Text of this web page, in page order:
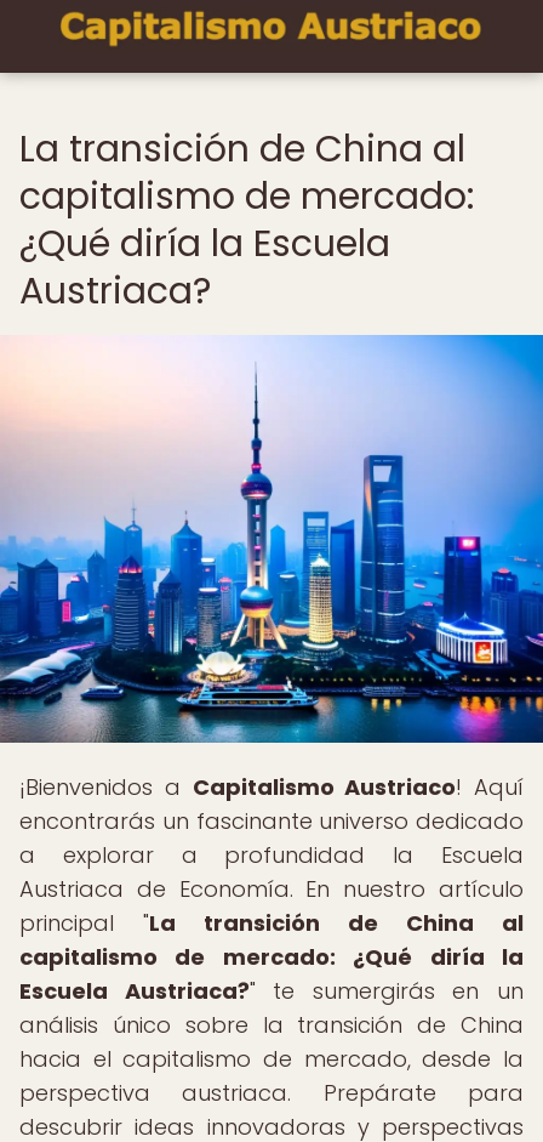
La transición de China al
capitalismo de mercado:
¿Qué diría la Escuela
Austriaca?
¡Bienvenidos a Capitalismo Austriaco! Aquí
encontrarás un fascinante universo dedicado
a explorar a profundidad la Escuela
Austriaca de Economía. En nuestro artículo
principal "La transición de China al
capitalismo de mercado: ¿Qué diría la
Escuela Austriaca?" te sumergirás en un
análisis único sobre la transición de China
hacia el capitalismo de mercado, desde la
perspectiva austriaca. Prepárate para
descubrir ideas innovadoras y perspectivas